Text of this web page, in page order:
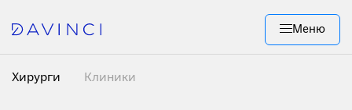
Меню
Хирурги Клиники